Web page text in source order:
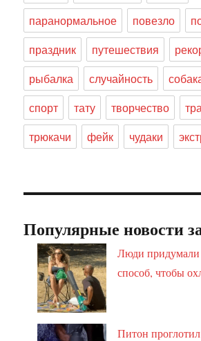
паранормальное
повезло
праздник
путешествия
рыбалка
случайность
спорт
тату творчество
трюкачи
фейк чудаки
Популярные новости
Люди
способ, чтобы
Питон